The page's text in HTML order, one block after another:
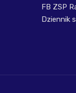
FB ZSP
Dziennik